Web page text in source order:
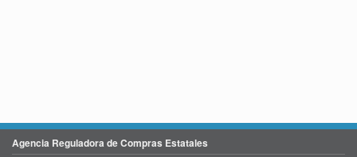
Agencia Reguladora de Compras Estatales